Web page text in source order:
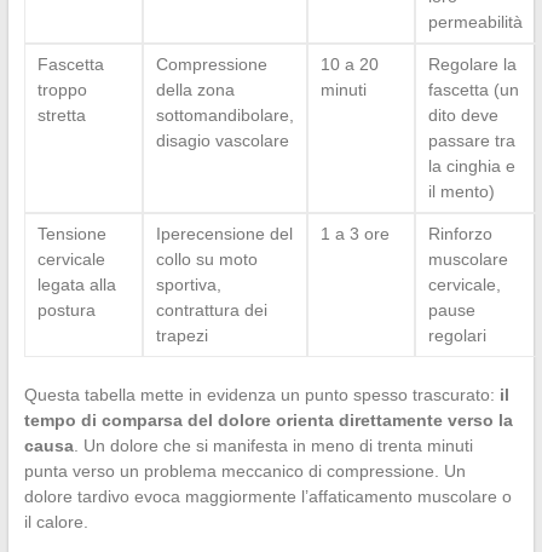
permeabilità
Fascetta
troppo
stretta
Compressione
della zona
sottomandibolare,
disagio vascolare
10 a 20
minuti
Regolare la
fascetta (un
dito deve
passare tra
la cinghia e
il mento)
Tensione
cervicale
legata alla
postura
Iperecensione del
collo su moto
sportiva,
contrattura dei
trapezi
1 a 3 ore
Rinforzo
muscolare
cervicale,
pause
regolari
Questa tabella mette in evidenza un punto spesso trascurato: il
tempo di comparsa del dolore orienta direttamente verso la
causa. Un dolore che si manifesta in meno di trenta minuti
punta verso un problema meccanico di compressione. Un
dolore tardivo evoca maggiormente l’affaticamento muscolare o
il calore.